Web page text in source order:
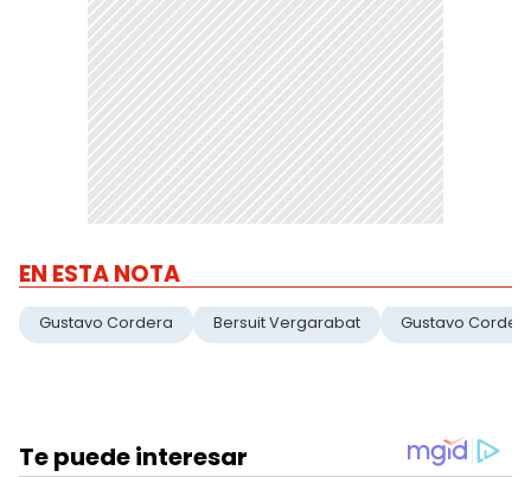
EN ESTA NOTA
Gustavo Cordera Bersuit Vergarabat Gustavo